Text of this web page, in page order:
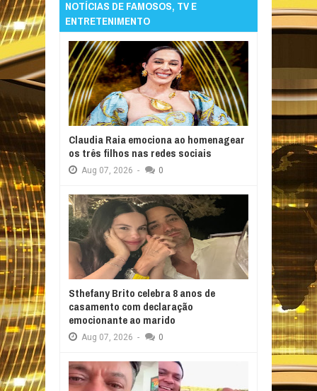
NOTÍCIAS DE FAMOSOS, TV E
ENTRETENIMENTO
Claudia Raia emociona ao homenagear
os três filhos nas redes sociais
Aug 07, 2026 - 0
Sthefany Brito celebra 8 anos de
casamento com declaração
emocionante ao marido
Aug 07, 2026 - 0